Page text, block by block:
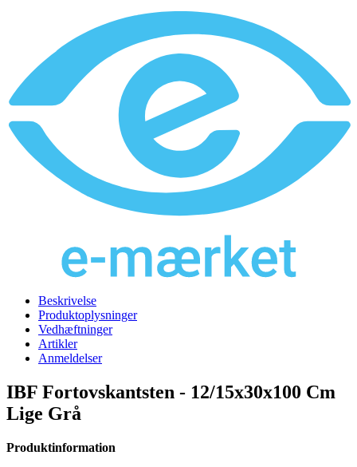
Beskrivelse
Produktoplysninger
Vedhæftninger
Artikler
Anmeldelser
IBF Fortovskantsten - 12/15x30x100 Cm
Lige Grå
Produktinformation